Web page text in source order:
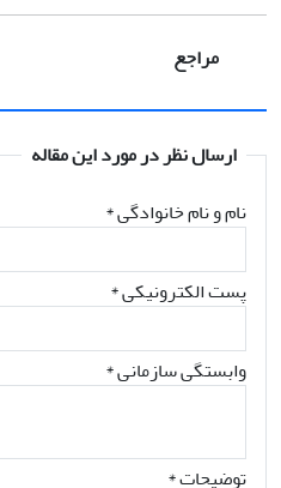
مراجع
ارسال نظر در مورد این مقاله
نام و نام خانوادگی*
پست الکترونیکی*
وابستگی سازمانی *
توضیحات *